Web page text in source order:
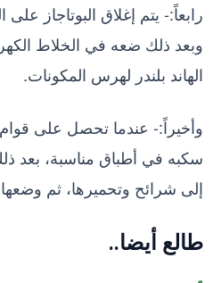
رابعاً:- يتم إغلاق البوتاجاز
وبعد ذلك ضعه في الخلاط
الهاند بلندر لهرس المكونات.
وأخيراً:- عندما تحصل على
سكبه في أطباق مناسبة، بعد
إلى شرائح وتحميرها، ثم
طالع أيضا..